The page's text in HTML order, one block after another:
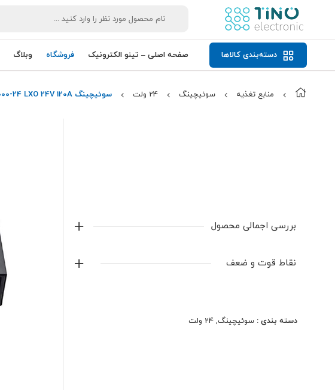
دسته‌بندی کالاها صفحه اصلی – تینو الکترونیک فروشگاه وبلاگ
منابع تغذیه سوئیچینگ 24 ولت سوئیچینگ CNSE-3000-24 LXO 24V 120A
بررسی اجمالی محصول
سوئیچینگ CNSE-3000-24 LXO 24V 120A
بدنه فلزی مقاوم
نقاط قوت و ضعف
دسته بندی : سوئیچینگ, 24 ولت